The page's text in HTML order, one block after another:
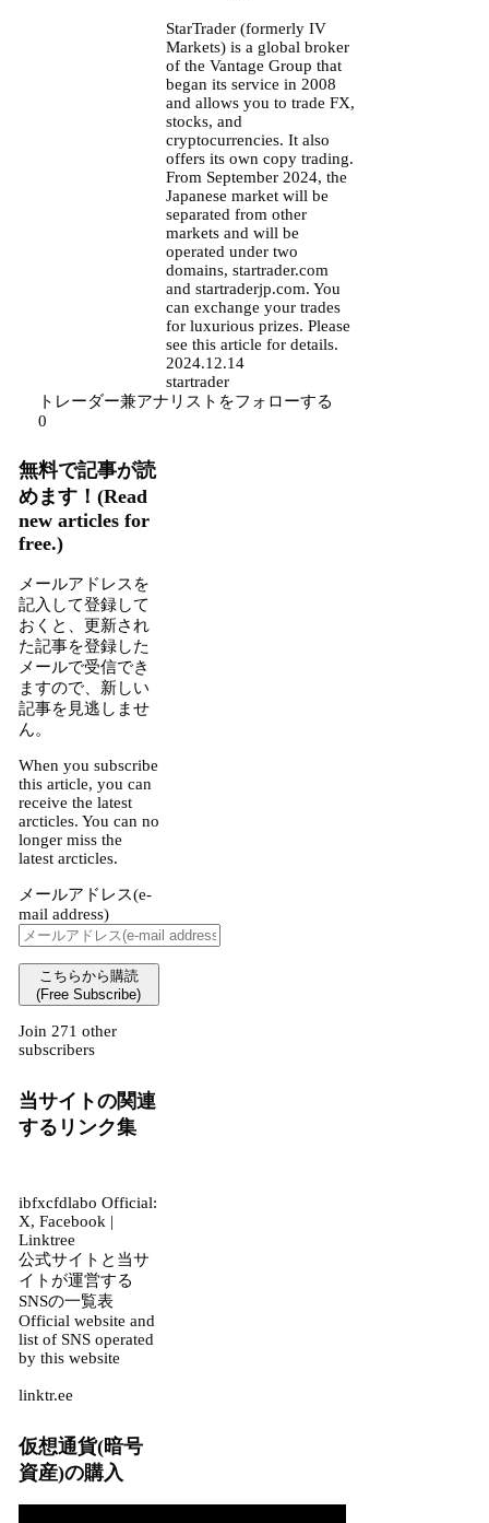
StarTrader (formerly IV
Markets) is a global broker
of the Vantage Group that
began its service in 2008
and allows you to trade FX,
stocks, and
cryptocurrencies. It also
offers its own copy trading.
From September 2024, the
Japanese market will be
separated from other
markets and will be
operated under two
domains, startrader.com
and startraderjp.com. You
can exchange your trades
for luxurious prizes. Please
see this article for details.
2024.12.14
startrader
トレーダー兼アナリストをフォローする
0
無料で記事が読
めます！(Read
new articles for
free.)
メールアドレスを
記入して登録して
おくと、更新され
た記事を登録した
メールで受信でき
ますので、新しい
記事を見逃しませ
ん。
When you subscribe
this article, you can
receive the latest
arcticles. You can no
longer miss the
latest arcticles.
メールアドレス(e-
mail address)
こちらから購読
(Free Subscribe)
Join 271 other
subscribers
当サイトの関連
するリンク集
ibfxcfdlabo Official:
X, Facebook |
Linktree
公式サイトと当サ
イトが運営する
SNSの一覧表
Official website and
list of SNS operated
by this website
linktr.ee
仮想通貨(暗号
資産)の購入